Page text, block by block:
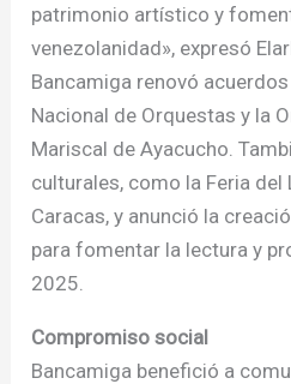
patrimonio artístico y
venezolanidad», expresó
Bancamiga renovó
Nacional de Orquestas y la
Mariscal de Ayacucho.
culturales, como la Feria del
Caracas, y anunció la
para fomentar la lectura y
2025.
Compromiso social
Bancamiga benefició a